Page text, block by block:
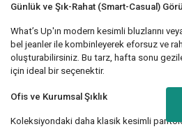
Günlük ve Şık-Rahat (Smart-Casual)
What’s Up'ın modern kesimli bluzlarını
bel jeanler ile kombinleyerek eforsuz ve
oluşturabilirsiniz. Bu tarz, hafta sonu
için ideal bir seçenektir.
Ofis ve Kurumsal Şıklık
Koleksiyondaki daha klasik kesimli